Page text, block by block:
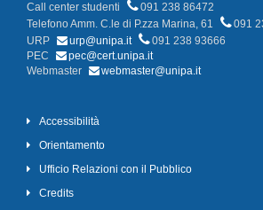
Call center studenti
091 238 86472
Telefono Amm. C.le di P.zza Marina, 61
091
URP
urp@unipa.it
091 238 93666
PEC
pec@cert.unipa.it
Webmaster
webmaster@unipa.it
Accessibilità
Orientamento
Ufficio Relazioni con il Pubblico
Credits